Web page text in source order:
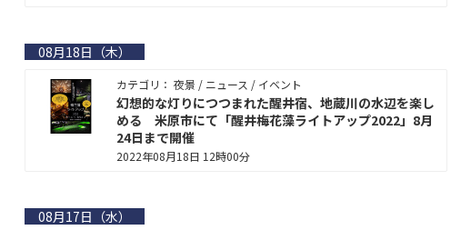
08月18日（木）
カテゴリ： 夜景 / ニュース / イベント
幻想的な灯りにつつまれた醒井宿、地蔵川の水辺を楽し
める 米原市にて「醒井梅花藻ライトアップ2022」8月
24日まで開催
2022年08月18日 12時00分
08月17日（水）